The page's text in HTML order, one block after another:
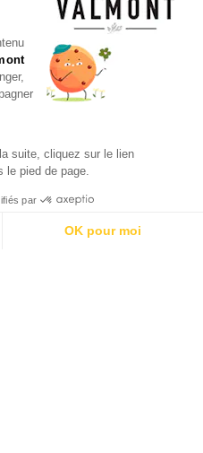
suite, cliquez sur le lien
le pied de page.
par
OK pour moi